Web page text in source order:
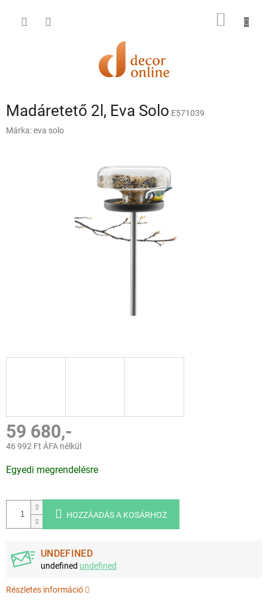
KOSÁR
Madáretető 2l, Eva Solo E571039
Márka:eva solo
59 680,-
46 992 Ft ÁFA nélkül
Egyedi megrendelésre
HOZZÁADÁS A KOSÁRHOZ
UNDEFINED
undefined undefined
Részletes információ